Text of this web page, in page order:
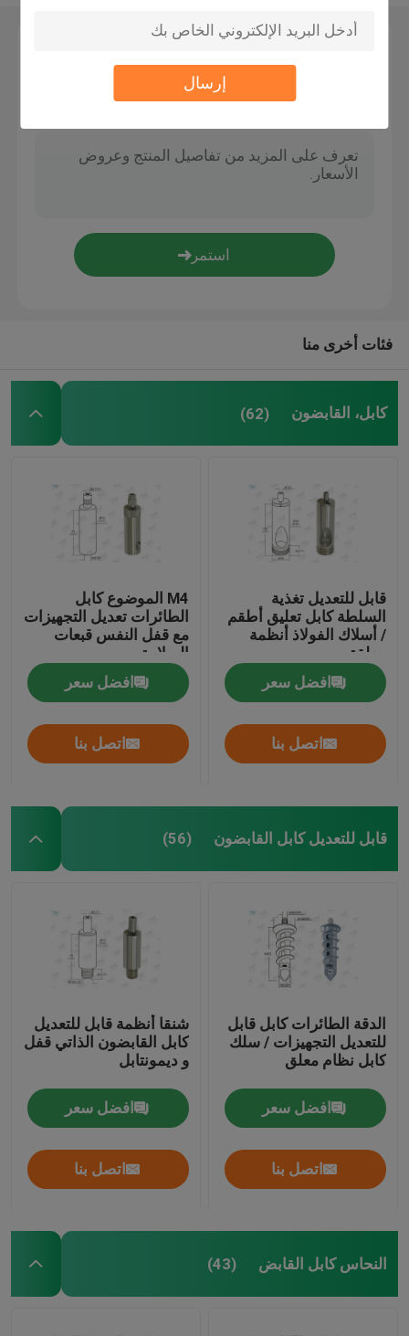
إرسال
طقم تعليق الأسلاك
مجموعات تعليق الكابلات
مكونات عرض الكابلات
حبل الأسلاك حبال
مصباح دوارة المشتركة
اترك رسالة
فئات أخرى منا
كابل، القابضون (62)
قابل للتعديل تغذية
السلطة كابل تعليق أطقم
/ أسلاك الفولاذ أنظمة
معلقة
افضل سعر
اتصل بنا
M4 الموضوع كابل
الطائرات تعديل التجهيزات
مع قفل النفس قبعات
السلامة
افضل سعر
اتصل بنا
قابل للتعديل كابل القابضون (56)
الدقة الطائرات كابل قابل
للتعديل التجهيزات / سلك
كابل نظام معلق
افضل سعر
اتصل بنا
شنقا أنظمة قابل للتعديل
كابل القابضون الذاتي قفل
و ديمونتابل
افضل سعر
اتصل بنا
النحاس كابل القابض (43)